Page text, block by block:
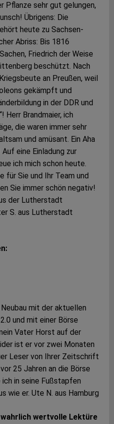
Pflanze sehr gut gelungen,
Übrigens: Die
heute zu Sachsen-
Abriss: Bis 1816
Friedrich der Weise
beschützt. Nach
an Preußen, weil
gekämpft und
in der DDR und
Herr Brandmaier, ich
die waren immer sehr
und amüsant. Ein Aha
eine Einladung zur
ich mich schon heute.
für Sie und Ihr Team und
Sie immer schön negativ!
der Lutherstadt
S. aus Lutherstadt
mit der aktuellen
und mit einer Börse
Vater Horst auf der
ist er vor zwei Monaten
Leser von Ihrer Zeitschrift
25 Jahren an die Börse
in seine Fußstapfen
wie er. Ute N. aus Hamburg
wahrlich wertvolle Lektüre